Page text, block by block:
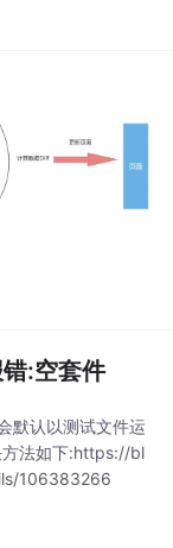
:空套件
默认以测试文件运
方法如下:https://bl
106383266